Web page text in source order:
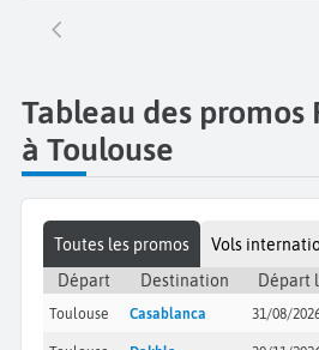
Tableau des promos
à Toulouse
Toutes les promos
Vols
Départ
Destination Départ
Toulouse Casablanca 31/08/